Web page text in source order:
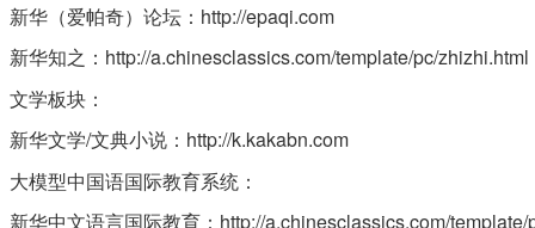
新华（爱帕奇）论坛：http://epaqi.com
新华知之：http://a.chinesclassics.com/template/pc/zhizhi.html
文学板块：
新华文学/文典小说：http://k.kakabn.com
大模型中国语国际教育系统：
新华中文语言国际教育：http://a.chinesclassics.com/